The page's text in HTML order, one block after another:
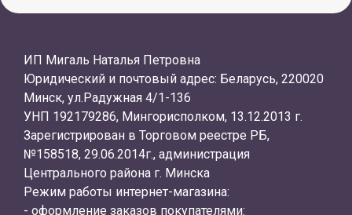
ИП Мигаль Наталья Петровна
Юридический и почтовый адрес: Беларусь, 220020
Минск, ул.Радужная 4/1-136
УНП 192179286, Мингорисполком, 13.12.2013 г.
Зарегистрирован в Торговом реестре РБ,
№158518, 29.06.2014г., администрация
Центрального района г. Минска
Режим работы интернет-магазина:
- оформление заказов покупателями: